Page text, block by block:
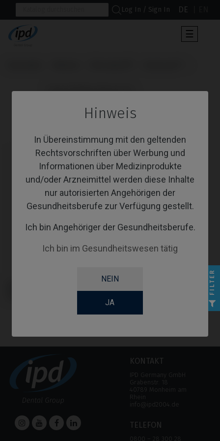
Hinweis
In Übereinstimmung mit den geltenden
Rechtsvorschriften über Werbung und
Informationen über Medizinprodukte
und/oder Arzneimittel werden diese Inhalte
nur autorisierten Angehörigen der
Gesundheitsberufe zur Verfügung gestellt.
Ich bin Angehöriger der Gesundheitsberufe.
Ich bin im Gesundheitswesen tätig
NEIN
JA
Log In / Sign In DE
der
☰
                      Angussfähige Abutments
kompatibel mit Microdent®
KONTAKT
IPD Germany GmbH
Grabenstr. 18
40789 Monheim am
Rhein
info@ipd2004.de
TELEFON
0800 – 28 300 28
FILTER